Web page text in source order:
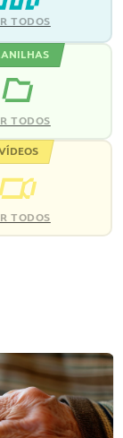
TODOS
TODOS
TODOS